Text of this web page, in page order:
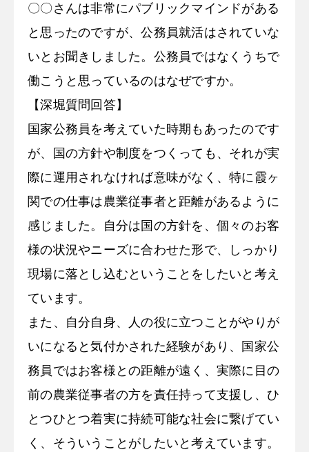
〇〇さんは非常にパブリックマインドがある
と思ったのですが、公務員就活はされていな
いとお聞きしました。公務員ではなくうちで
働こうと思っているのはなぜですか。
【深堀質問回答】
国家公務員を考えていた時期もあったのです
が、国の方針や制度をつくっても、それが実
際に運用されなければ意味がなく、特に霞ヶ
関での仕事は農業従事者と距離があるように
感じました。自分は国の方針を、個々のお客
様の状況やニーズに合わせた形で、しっかり
現場に落とし込むということをしたいと考え
ています。
また、自分自身、人の役に立つことがやりが
いになると気付かされた経験があり、国家公
務員ではお客様との距離が遠く、実際に目の
前の農業従事者の方を責任持って支援し、ひ
とつひとつ着実に持続可能な社会に繋げてい
く、そういうことがしたいと考えています。